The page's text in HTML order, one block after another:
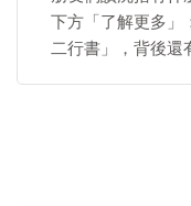
下方「了解更多」
二行書」，背後還